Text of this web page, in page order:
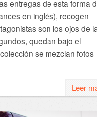
entregas de esta forma
en inglés), recogen
son los ojos de
quedan bajo el
se mezclan fotos
Leer